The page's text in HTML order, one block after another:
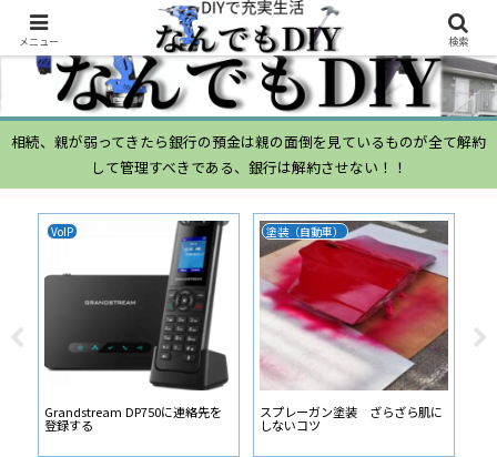
相続、親が弱ってきたら銀行の預金は親の面倒を見ているものが全て解約
して管理すべきである、銀行は解約させない！！
VoIP
Grandstream DP750に連絡先を
登録する
塗装（自動車）
スプレーガン塗装 ざらざら肌に
しないコツ
ム
メニュー 検索